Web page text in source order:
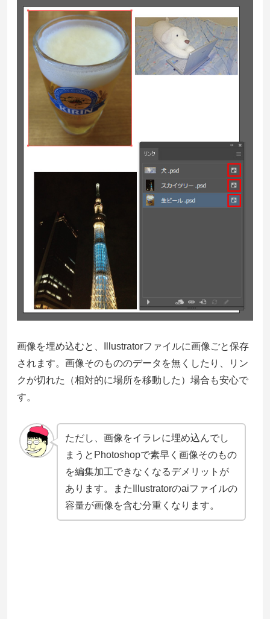
画像を埋め込むと、Illustratorファイルに画像ごと保存
されます。画像そのもののデータを無くしたり、リン
クが切れた（相対的に場所を移動した）場合も安心で
す。
ただし、画像をイラレに埋め込んでし
まうとPhotoshopで素早く画像そのもの
を編集加工できなくなるデメリットが
あります。またIllustratorのaiファイルの
容量が画像を含む分重くなります。